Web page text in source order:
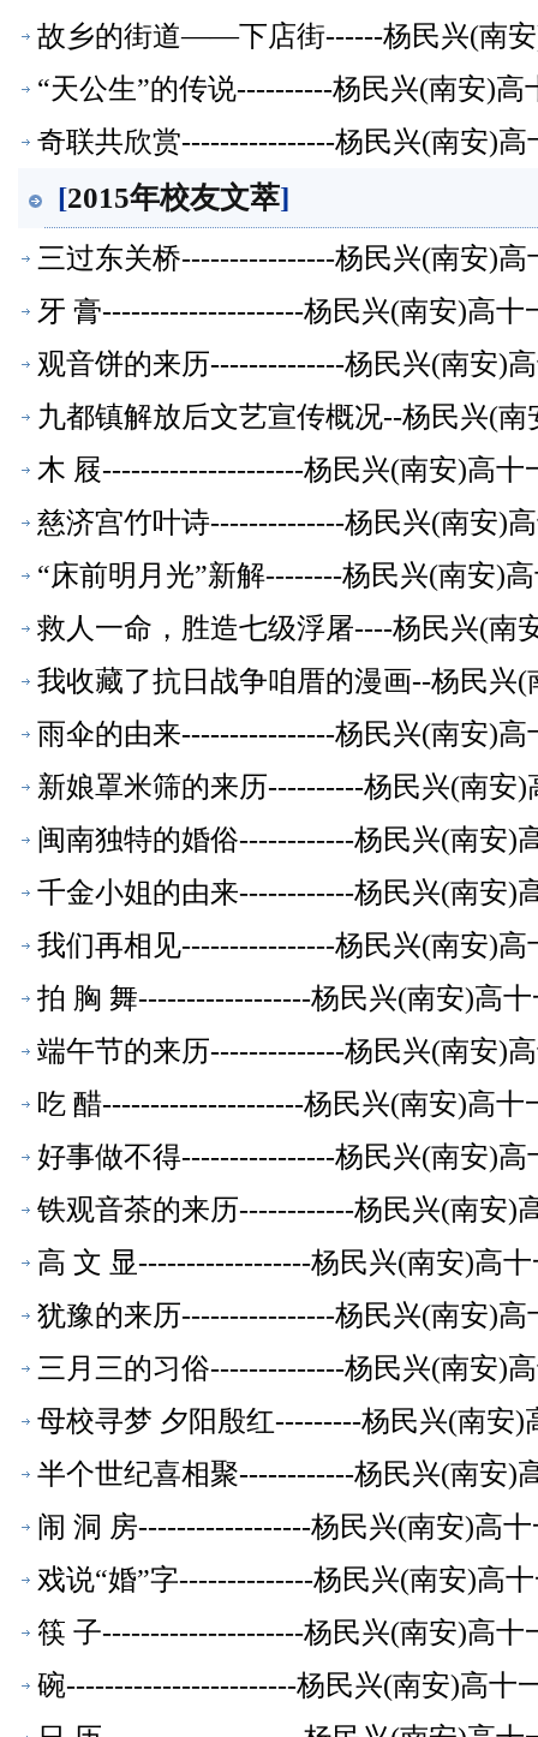
故乡的街道——下店街------杨民兴(南
“天公生”的传说----------杨民兴(南安)
奇联共欣赏----------------杨民兴(南安)
[2015年校友文萃]
三过东关桥----------------杨民兴(南安)
牙 膏---------------------杨民兴(南安)高十
观音饼的来历--------------杨民兴(南安)
九都镇解放后文艺宣传概况--杨民兴(
木 屐---------------------杨民兴(南安)高十
慈济宫竹叶诗--------------杨民兴(南安)
“床前明月光”新解--------杨民兴(南安)
救人一命，胜造七级浮屠----杨民兴(南
我收藏了抗日战争咱厝的漫画--杨民兴
雨伞的由来----------------杨民兴(南安)
新娘罩米筛的来历----------杨民兴(南安
闽南独特的婚俗------------杨民兴(南安)
千金小姐的由来------------杨民兴(南安)
我们再相见----------------杨民兴(南安)
拍 胸 舞------------------杨民兴(南安)高
端午节的来历--------------杨民兴(南安)
吃 醋---------------------杨民兴(南安)高十
好事做不得----------------杨民兴(南安)
铁观音茶的来历------------杨民兴(南安)
高 文 显------------------杨民兴(南安)高
犹豫的来历----------------杨民兴(南安)
三月三的习俗--------------杨民兴(南安)
母校寻梦 夕阳殷红---------杨民兴(南安)
半个世纪喜相聚------------杨民兴(南安)
闹 洞 房------------------杨民兴(南安)高
戏说“婚”字--------------杨民兴(南安)高
筷 子---------------------杨民兴(南安)高十
碗------------------------杨民兴(南安)高十